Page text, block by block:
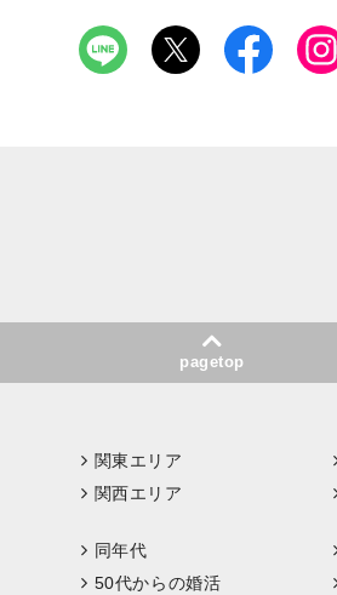
pagetop
関東エリア
関西エリア
同年代
50代からの婚活